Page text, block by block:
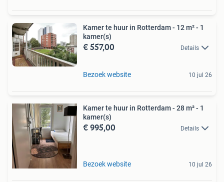
Kamer te huur in Rotterdam - 12 m² - 1
kamer(s)
€ 557,00 Details
Bezoek website 10 jul 26
Kamer te huur in Rotterdam - 28 m² - 1
kamer(s)
€ 995,00 Details
Bezoek website 10 jul 26